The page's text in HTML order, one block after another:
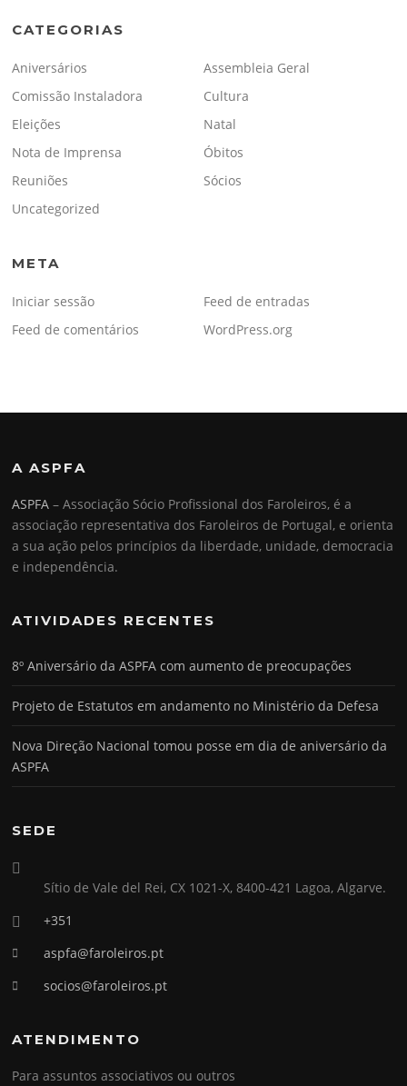
CATEGORIAS
Aniversários
Assembleia Geral
Comissão Instaladora
Cultura
Eleições
Natal
Nota de Imprensa
Óbitos
Reuniões
Sócios
Uncategorized
META
Iniciar sessão
Feed de entradas
Feed de comentários
WordPress.org
A ASPFA
ASPFA – Associação Sócio Profissional dos Faroleiros, é a
associação representativa dos Faroleiros de Portugal, e orienta
a sua ação pelos princípios da liberdade, unidade, democracia
e independência.
ATIVIDADES RECENTES
8º Aniversário da ASPFA com aumento de preocupações
Projeto de Estatutos em andamento no Ministério da Defesa
Nova Direção Nacional tomou posse em dia de aniversário da
ASPFA
SEDE
Sítio de Vale del Rei, CX 1021-X, 8400-421 Lagoa, Algarve.
+351
aspfa@faroleiros.pt
socios@faroleiros.pt
ATENDIMENTO
Para assuntos associativos ou outros